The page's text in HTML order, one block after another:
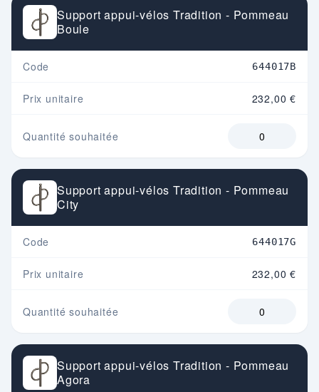
Support appui-vélos Tradition - Pommeau
Boule
Code 644017B
Prix unitaire 232,00 €
Quantité souhaitée
Support appui-vélos Tradition - Pommeau
City
Code 644017G
Prix unitaire 232,00 €
Quantité souhaitée
Support appui-vélos Tradition - Pommeau
Agora